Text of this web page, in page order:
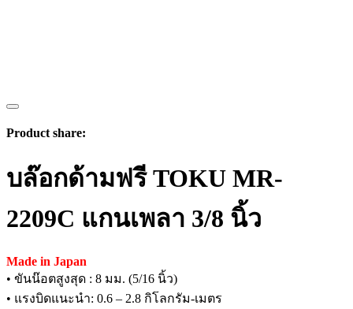
Product share:
บล๊อกด้ามฟรี TOKU MR-
2209C แกนเพลา 3/8 นิ้ว
Made in Japan
• ขันน๊อตสูงสุด : 8 มม. (5/16 นิ้ว)
• แรงบิดแนะนำ: 0.6 – 2.8 กิโลกรัม-เมตร